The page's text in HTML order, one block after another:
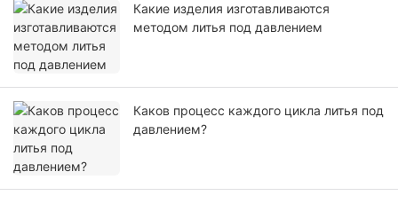
Какие изделия изготавливаются
методом литья под давлением
Каков процесс каждого цикла литья под
давлением?